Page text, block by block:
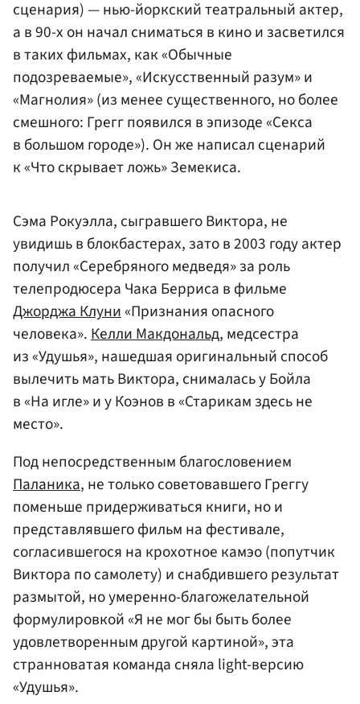
сценария) — нью-йоркский театральный актер,
а в 90-х он начал сниматься в кино и засветился
в таких фильмах, как «Обычные
подозреваемые», «Искусственный разум» и
«Магнолия» (из менее существенного, но более
смешного: Грегг появился в эпизоде «Секса
в большом городе»). Он же написал сценарий
к «Что скрывает ложь» Земекиса.
Сэма Рокуэлла, сыгравшего Виктора, не
увидишь в блокбастерах, зато в 2003 году актер
получил «Серебряного медведя» за роль
телепродюсера Чака Берриса в фильме
Джорджа Клуни«Признания опасного
человека».Келли Макдональд, медсестра
из «Удушья», нашедшая оригинальный способ
вылечить мать Виктора, снималась у Бойла
в «На игле» и у Коэнов в «Старикам здесь не
место».
Под непосредственным благословением
Паланика, не только советовавшего Греггу
поменьше придерживаться книги, но и
представлявшего фильм на фестивале,
согласившегося на крохотное камэо (попутчик
Виктора по самолету) и снабдившего результат
размытой, но умеренно-благожелательной
формулировкой «Я не мог бы быть более
удовлетворенным другой картиной», эта
странноватая команда сняла light-версию
«Удушья».